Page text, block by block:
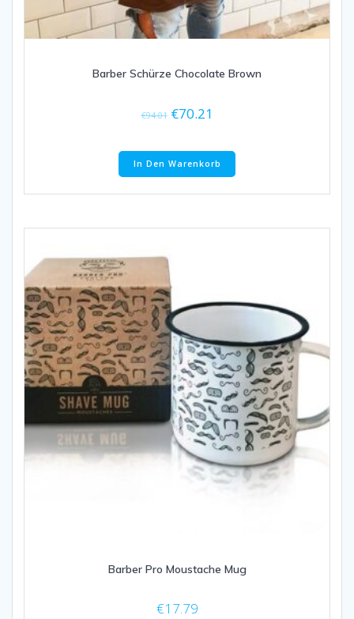
Barber Schürze Chocolate Brown
€94.01 €70.21
In Den Warenkorb
Barber Pro Moustache Mug
€17.79